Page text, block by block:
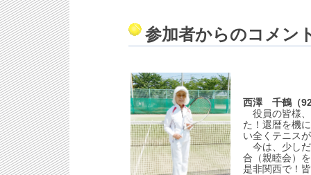
参加者からのコメン
西澤 千鶴（
役員の皆様、
た！還暦を機
い全くテニス
今は、少しだ
合（親睦会）
是非関西で！